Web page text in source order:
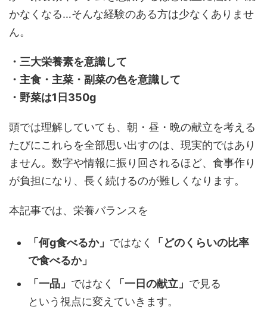
かなくなる…そんな経験のある方は少なくありませ
ん。
・三大栄養素を意識して
・主食・主菜・副菜の色を意識して
・野菜は1日350g
頭では理解していても、朝・昼・晩の献立を考える
たびにこれらを全部思い出すのは、現実的ではあり
ません。数字や情報に振り回されるほど、食事作り
が負担になり、長く続けるのが難しくなります。
本記事では、栄養バランスを
「何g食べるか」 ではなく
「どのくらいの比率
で食べるか」
「一品」 ではなく 「一日の献立」 で見る
という視点に変えていきます。